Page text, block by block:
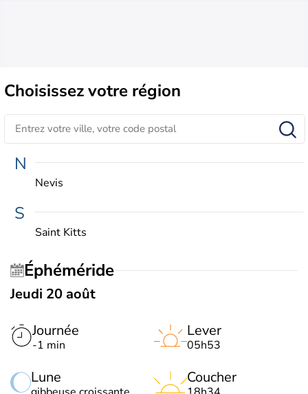
Choisissezvotre région
N
Nevis
S
Saint Kitts
Éphéméride
Jeudi 20 août
Journée
-1 min
Lune
Lever
05h53
Coucher